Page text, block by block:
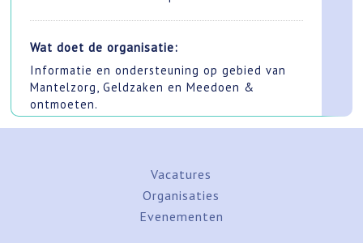
Wat doet de organisatie:
Informatie en ondersteuning op gebied van
Mantelzorg, Geldzaken en Meedoen &
ontmoeten.
Vacatures
Organisaties
Evenementen